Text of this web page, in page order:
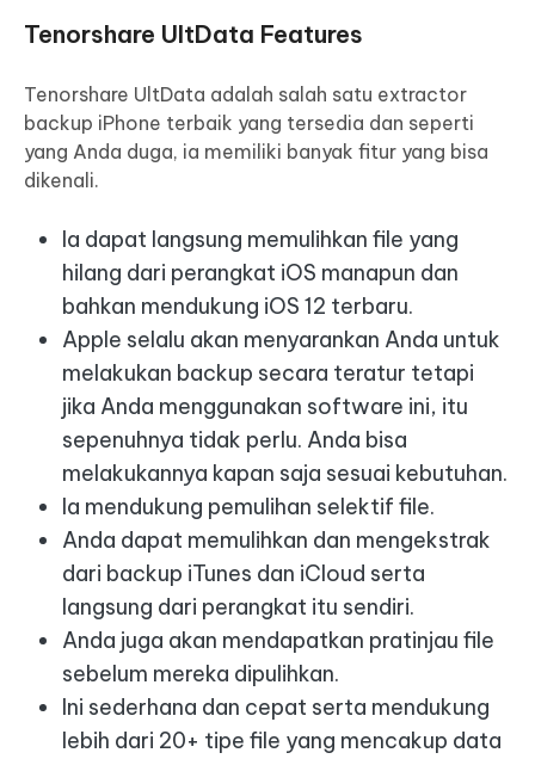
Tenorshare UltData Features
Tenorshare UltData adalah salah satu extractor
backup iPhone terbaik yang tersedia dan seperti
yang Anda duga, ia memiliki banyak fitur yang bisa
dikenali.
Ia dapat langsung memulihkan file yang
hilang dari perangkat iOS manapun dan
bahkan mendukung iOS 12 terbaru.
Apple selalu akan menyarankan Anda untuk
melakukan backup secara teratur tetapi
jika Anda menggunakan software ini, itu
sepenuhnya tidak perlu. Anda bisa
melakukannya kapan saja sesuai kebutuhan.
Ia mendukung pemulihan selektif file.
Anda dapat memulihkan dan mengekstrak
dari backup iTunes dan iCloud serta
langsung dari perangkat itu sendiri.
Anda juga akan mendapatkan pratinjau file
sebelum mereka dipulihkan.
Ini sederhana dan cepat serta mendukung
lebih dari 20+ tipe file yang mencakup data